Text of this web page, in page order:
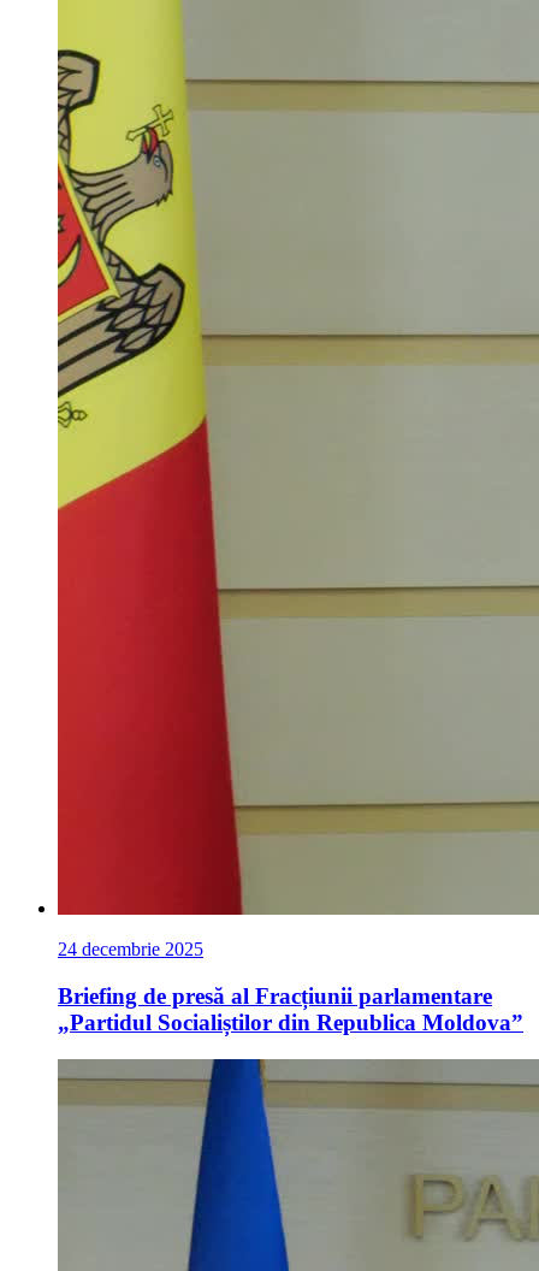
24 decembrie 2025
Briefing de presă al Fracțiunii parlamentare
„Partidul Socialiștilor din Republica Moldova”